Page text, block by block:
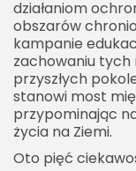
działaniom
obszarów
kampanie
zachowaniu tych
przyszłych
stanowi most
przypominając
życia na Ziemi.
Oto pięć